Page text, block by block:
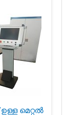
മെറ്റൽ